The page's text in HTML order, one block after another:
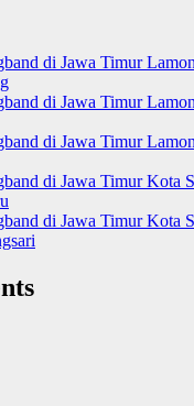
di Jawa Timur
di Jawa Timur
di Jawa Timur
di Jawa Timur Kota
di Jawa Timur Kota